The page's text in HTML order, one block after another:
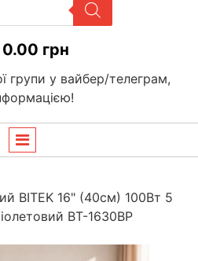
0.00 грн
групи у вайбер/телеграм,
BITEK 16" (40см) 100Вт 5
BT-1630BP